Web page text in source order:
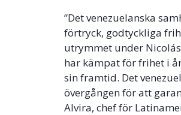
”Det venezuelanska
förtryck, godtyckliga
utrymmet under
har kämpat för frihet i
sin framtid. Det
övergången för att
Alvira, chef för